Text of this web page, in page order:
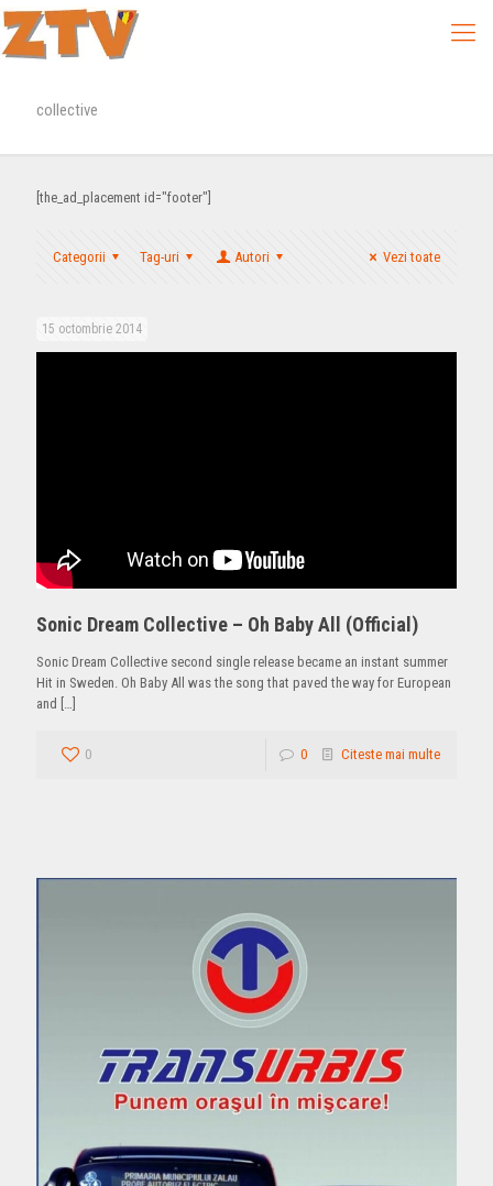
collective
[the_ad_placement id="footer"]
Categorii Tag-uri Autori Vezi toate
15 octombrie 2014
Sonic Dream Collective – Oh Baby All (Official)
Sonic Dream Collective second single release became an instant summer
Hit in Sweden. Oh Baby All was the song that paved the way for European
and
0 0 Citeste mai multe